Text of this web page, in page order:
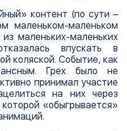
контент (по сути –
маленьком-маленьком
маленьких-маленьких
впускать в
коляской. Событие, как
Грех было не
принимал участие
на них через
«обыгрывается»